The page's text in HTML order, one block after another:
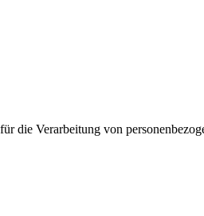
die Verarbeitung von